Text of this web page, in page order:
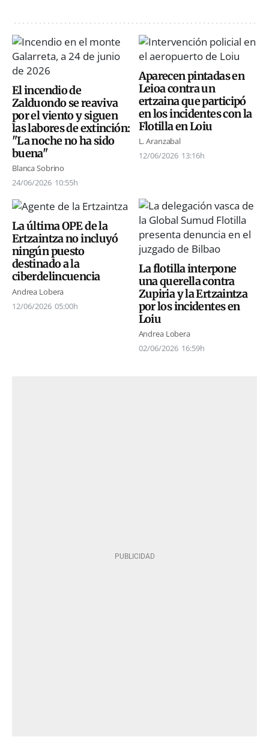
El incendio de
Zalduondo se reaviva
por el viento y siguen
las labores de extinción:
"La noche no ha sido
buena"
Blanca Sobrino
24/06/2026 10:55h
Aparecen pintadas en
Leioa contra un
ertzaina que participó
en los incidentes con la
Flotilla en Loiu
L. Aranzabal
12/06/2026 13:16h
La última OPE de la
Ertzaintza no incluyó
ningún puesto
destinado a la
ciberdelincuencia
Andrea Lobera
12/06/2026 05:00h
La flotilla interpone
una querella contra
Zupiria y la Ertzaintza
por los incidentes en
Loiu
Andrea Lobera
02/06/2026 16:59h